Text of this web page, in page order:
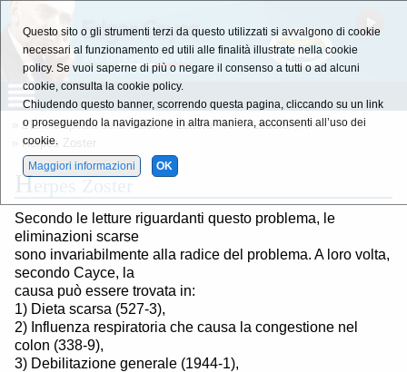
L'Enciclopedia della Salute » Lettera - H - »Lettera - H -
» Herpes Zoster
Herpes Zoster
Secondo le letture riguardanti questo problema, le
eliminazioni scarse
sono invariabilmente alla radice del problema. A loro volta,
secondo Cayce, la
causa può essere trovata in:
1) Dieta scarsa (527-3),
2) Influenza respiratoria che causa la congestione nel
colon (338-9),
3) Debilitazione generale (1944-1),
Questo sito o gli strumenti terzi da questo utilizzati si avvalgono di cookie
necessari al funzionamento ed utili alle finalità illustrate nella cookie
policy. Se vuoi saperne di più o negare il consenso a tutti o ad alcuni
cookie, consulta la cookie policy.
Chiudendo questo banner, scorrendo questa pagina, cliccando su un link
o proseguendo la navigazione in altra maniera, acconsenti all’uso dei
cookie.
Maggiori informazioni
OK